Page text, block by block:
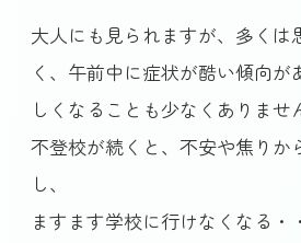
大人にも見られますが、多くは
く、午前中に症状が酷い傾向
しくなることも少なくありませ
不登校が続くと、不安や焦りか
し、
ますます学校に行けなくなる・